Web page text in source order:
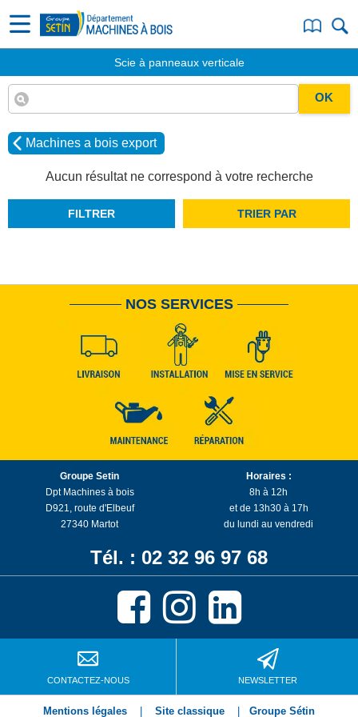
Scie à panneaux verticale
OK
Machines a bois export
Aucun résultat ne correspond à votre recherche
FILTRER TRIER PAR
NOS SERVICES
Groupe Setin
Dpt Machines à bois
D921, route d'Elbeuf
27340 Martot
Horaires :
8h à 12h
et de 13h30 à 17h
du lundi au vendredi
Tél. : 02 32 96 97 68
CONTACTEZ-NOUS NEWSLETTER
Mentions légales Site classique Groupe Sétin